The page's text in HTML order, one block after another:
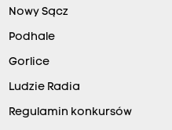
Nowy Sącz
Podhale
Gorlice
Ludzie Radia
Regulamin konkursów